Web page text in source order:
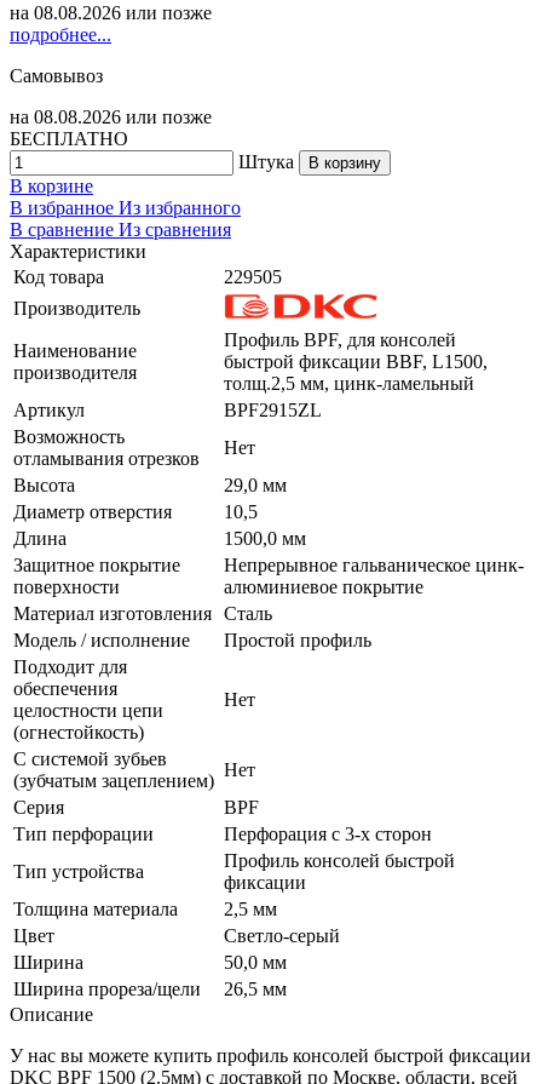
на 08.08.2026 или позже
подробнее...
Самовывоз
на 08.08.2026 или позже
БЕСПЛАТНО
Штука
В корзину
В корзине
В избранное Из избранного
В сравнение Из сравнения
Характеристики
Код товара
229505
Производитель
Наименование
производителя
Профиль BPF, для консолей
быстрой фиксации BBF, L1500,
толщ.2,5 мм, цинк-ламельный
Артикул
BPF2915ZL
Возможность
отламывания отрезков
Нет
Высота
29,0 мм
Диаметр отверстия
10,5
Длина
1500,0 мм
Защитное покрытие
поверхности
Непрерывное гальваническое цинк-
алюминиевое покрытие
Материал изготовления Сталь
Модель / исполнение
Простой профиль
Подходит для
обеспечения
целостности цепи
(огнестойкость)
Нет
С системой зубьев
(зубчатым зацеплением)
Нет
Серия
BPF
Тип перфорации
Перфорация с 3-х сторон
Тип устройства
Профиль консолей быстрой
фиксации
Толщина материала
2,5 мм
Цвет
Светло-серый
Ширина
50,0 мм
Ширина прореза/щели
26,5 мм
Описание
У нас вы можете купить профиль консолей быстрой фиксации
DKC BPF 1500 (2.5мм) с доставкой по Москве, области, всей